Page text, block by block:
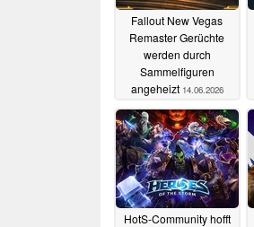
Fallout New Vegas
Remaster Gerüchte
werden durch
Sammelfiguren
angeheizt 14.06.2026
HotS-Community hofft